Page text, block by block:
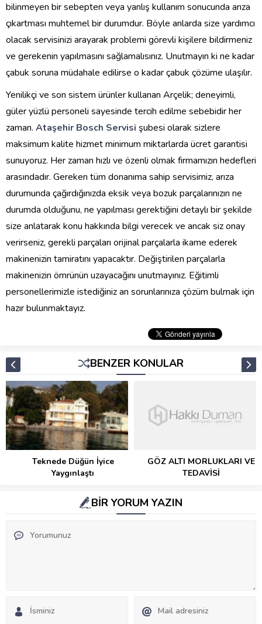
bilinmeyen bir sebepten veya yanlış kullanım sonucunda arıza
çıkartması muhtemel bir durumdur. Böyle anlarda size yardımcı
olacak servisinizi arayarak problemi görevli kişilere bildirmeniz
ve gerekenin yapılmasını sağlamalısınız. Unutmayın ki ne kadar
çabuk soruna müdahale edilirse o kadar çabuk çözüme ulaşılır.
Yenilikçi ve son sistem ürünler kullanan Arçelik; deneyimli,
güler yüzlü personeli sayesinde tercih edilme sebebidir her
zaman. Ataşehir Bosch Servisi şubesi olarak sizlere
maksimum kalite hizmet minimum miktarlarda ücret garantisi
sunuyoruz. Her zaman hızlı ve özenli olmak firmamızın hedefleri
arasındadır. Gereken tüm donanıma sahip servisimiz, arıza
durumunda çağırdığınızda eksik veya bozuk parçalarınızın ne
durumda olduğunu, ne yapılması gerektiğini detaylı bir şekilde
size anlatarak konu hakkında bilgi verecek ve ancak siz onay
verirseniz, gerekli parçaları orijinal parçalarla ikame ederek
makinenizin tamiratını yapacaktır. Değiştirilen parçalarla
makinenizin ömrünün uzayacağını unutmayınız. Eğitimli
personellerimizle istediğiniz an sorunlarınıza çözüm bulmak için
hazır bulunmaktayız.
BENZER KONULAR
Teknede Düğün İyice
Yaygınlaştı
GÖZ ALTI MORLUKLARI VE
TEDAVİSİ
BİR YORUM YAZIN